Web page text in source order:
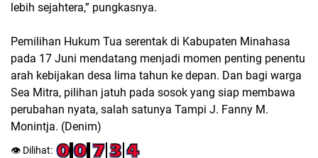
lebih sejahtera,” pungkasnya.
Pemilihan Hukum Tua serentak di Kabupaten Minahasa
pada 17 Juni mendatang menjadi momen penting penentu
arah kebijakan desa lima tahun ke depan. Dan bagi warga
Sea Mitra, pilihan jatuh pada sosok yang siap membawa
perubahan nyata, salah satunya Tampi J. Fanny M.
Monintja. (Denim)
👁️ Dilihat: